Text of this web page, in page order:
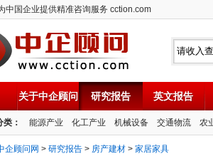
中国企业提供精准咨询服务 cction.com
关于中企顾问 研究报告 英文报告
： 能源产业 化工产业 机械设备 交通物流 农
企顾问网 > 研究报告 > 房产建材 > 家居家具